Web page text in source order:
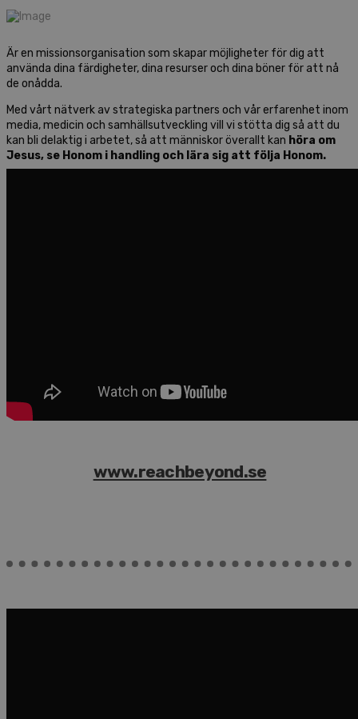
Är en missionsorganisation som skapar möjligheter för dig att
använda dina färdigheter, dina resurser och dina böner för att nå
de onådda.
Med vårt nätverk av strategiska partners och vår erfarenhet inom
media, medicin och samhällsutveckling vill vi stötta dig så att du
kan bli delaktig i arbetet, så att människor överallt kan höra om
Jesus, se Honom i handling och lära sig att följa Honom.
www.reachbeyond.se